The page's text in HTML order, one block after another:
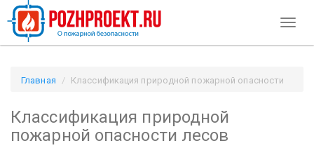
Главная
Классификация природной пожарной опасности
Классификация природной
пожарной опасности лесов